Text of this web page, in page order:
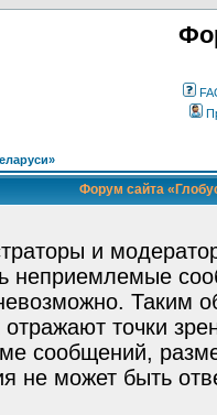
Форум сайта
и
неприемлемые
Таким
точки
сообщений,
не может быть